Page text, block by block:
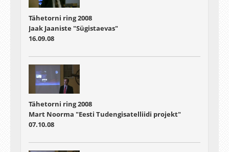
Tähetorni ring 2008
Jaak Jaaniste "Sügistaevas"
16.09.08
Tähetorni ring 2008
Mart Noorma "Eesti Tudengisatelliidi projekt"
07.10.08